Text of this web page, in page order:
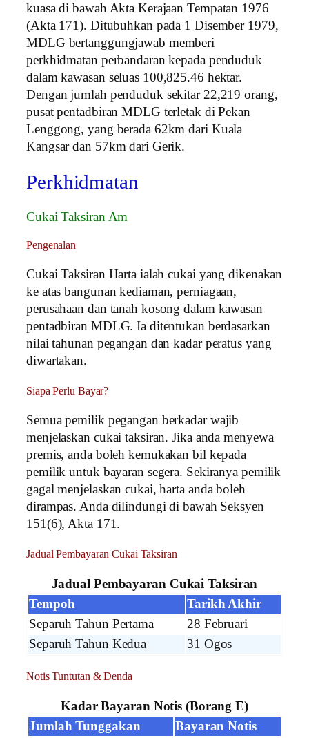
kuasa di bawah Akta Kerajaan Tempatan 1976
(Akta 171). Ditubuhkan pada 1 Disember 1979,
MDLG bertanggungjawab memberi
perkhidmatan perbandaran kepada penduduk
dalam kawasan seluas 100,825.46 hektar.
Dengan jumlah penduduk sekitar 22,219 orang,
pusat pentadbiran MDLG terletak di Pekan
Lenggong, yang berada 62km dari Kuala
Kangsar dan 57km dari Gerik.
Perkhidmatan
Cukai Taksiran Am
Pengenalan
Cukai Taksiran Harta ialah cukai yang dikenakan
ke atas bangunan kediaman, perniagaan,
perusahaan dan tanah kosong dalam kawasan
pentadbiran MDLG. Ia ditentukan berdasarkan
nilai tahunan pegangan dan kadar peratus yang
diwartakan.
Siapa Perlu Bayar?
Semua pemilik pegangan berkadar wajib
menjelaskan cukai taksiran. Jika anda menyewa
premis, anda boleh kemukakan bil kepada
pemilik untuk bayaran segera. Sekiranya pemilik
gagal menjelaskan cukai, harta anda boleh
dirampas. Anda dilindungi di bawah Seksyen
151(6), Akta 171.
Jadual Pembayaran Cukai Taksiran
Jadual Pembayaran Cukai Taksiran
Tempoh
Tarikh Akhir
Separuh Tahun Pertama
28 Februari
Separuh Tahun Kedua
31 Ogos
Notis Tuntutan & Denda
Kadar Bayaran Notis (Borang E)
Jumlah Tunggakan
Bayaran Notis